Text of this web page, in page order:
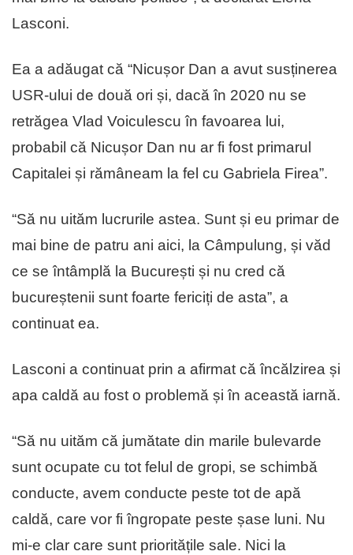
Lasconi.
Ea a adăugat că “Nicușor Dan a avut susținerea
USR-ului de două ori și, dacă în 2020 nu se
retrăgea Vlad Voiculescu în favoarea lui,
probabil că Nicușor Dan nu ar fi fost primarul
Capitalei și rămâneam la fel cu Gabriela Firea”.
“Să nu uităm lucrurile astea. Sunt și eu primar de
mai bine de patru ani aici, la Câmpulung, și văd
ce se întâmplă la București și nu cred că
bucureștenii sunt foarte fericiți de asta”, a
continuat ea.
Lasconi a continuat prin a afirmat că încălzirea și
apa caldă au fost o problemă și în această iarnă.
“Să nu uităm că jumătate din marile bulevarde
sunt ocupate cu tot felul de gropi, se schimbă
conducte, avem conducte peste tot de apă
caldă, care vor fi îngropate peste șase luni. Nu
mi-e clar care sunt prioritățile sale. Nici la